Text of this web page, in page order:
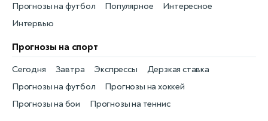
Прогнозы на футбол Популярное Интересное
Интервью
Прогнозы на спорт
Прогнозы на футбол
Сегодня
Прогнозы на хоккей
Завтра
Прогнозы на бои
Экспрессы
Прогнозы на теннис
Дерзкая ставка